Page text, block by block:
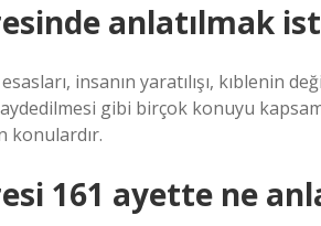
anlatılmak
insanın yaratılışı, kıblenin
gibi birçok konuyu
konulardır.
161 ayette ne